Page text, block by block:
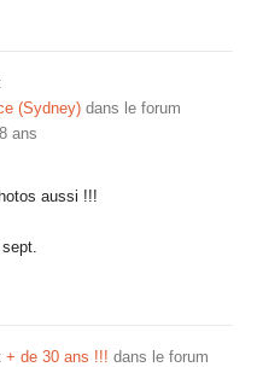
(Sydney) dans le forum
ans
aussi !!!
+ de 30 ans !!! dans le forum